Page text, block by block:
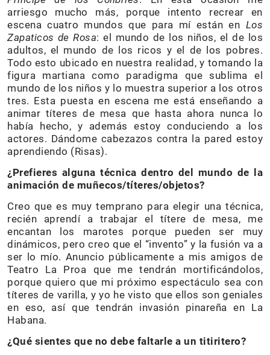
arriesgo mucho más, porque intento recrear en
escena cuatro mundos que para mí están en Los
Zapaticos de Rosa: el mundo de los niños, el de los
adultos, el mundo de los ricos y el de los pobres.
Todo esto ubicado en nuestra realidad, y tomando la
figura martiana como paradigma que sublima el
mundo de los niños y lo muestra superior a los otros
tres. Esta puesta en escena me está enseñando a
animar títeres de mesa que hasta ahora nunca lo
había hecho, y además estoy conduciendo a los
actores. Dándome cabezazos contra la pared estoy
aprendiendo (Risas).
¿Prefieres alguna técnica dentro del mundo de la
animación de muñecos/títeres/objetos?
Creo que es muy temprano para elegir una técnica,
recién aprendí a trabajar el títere de mesa, me
encantan los marotes porque pueden ser muy
dinámicos, pero creo que el “invento” y la fusión va a
ser lo mío. Anuncio públicamente a mis amigos de
Teatro La Proa que me tendrán mortificándolos,
porque quiero que mi próximo espectáculo sea con
títeres de varilla, y yo he visto que ellos son geniales
en eso, así que tendrán invasión pinareña en La
Habana.
¿Qué sientes que no debe faltarle a un titiritero?